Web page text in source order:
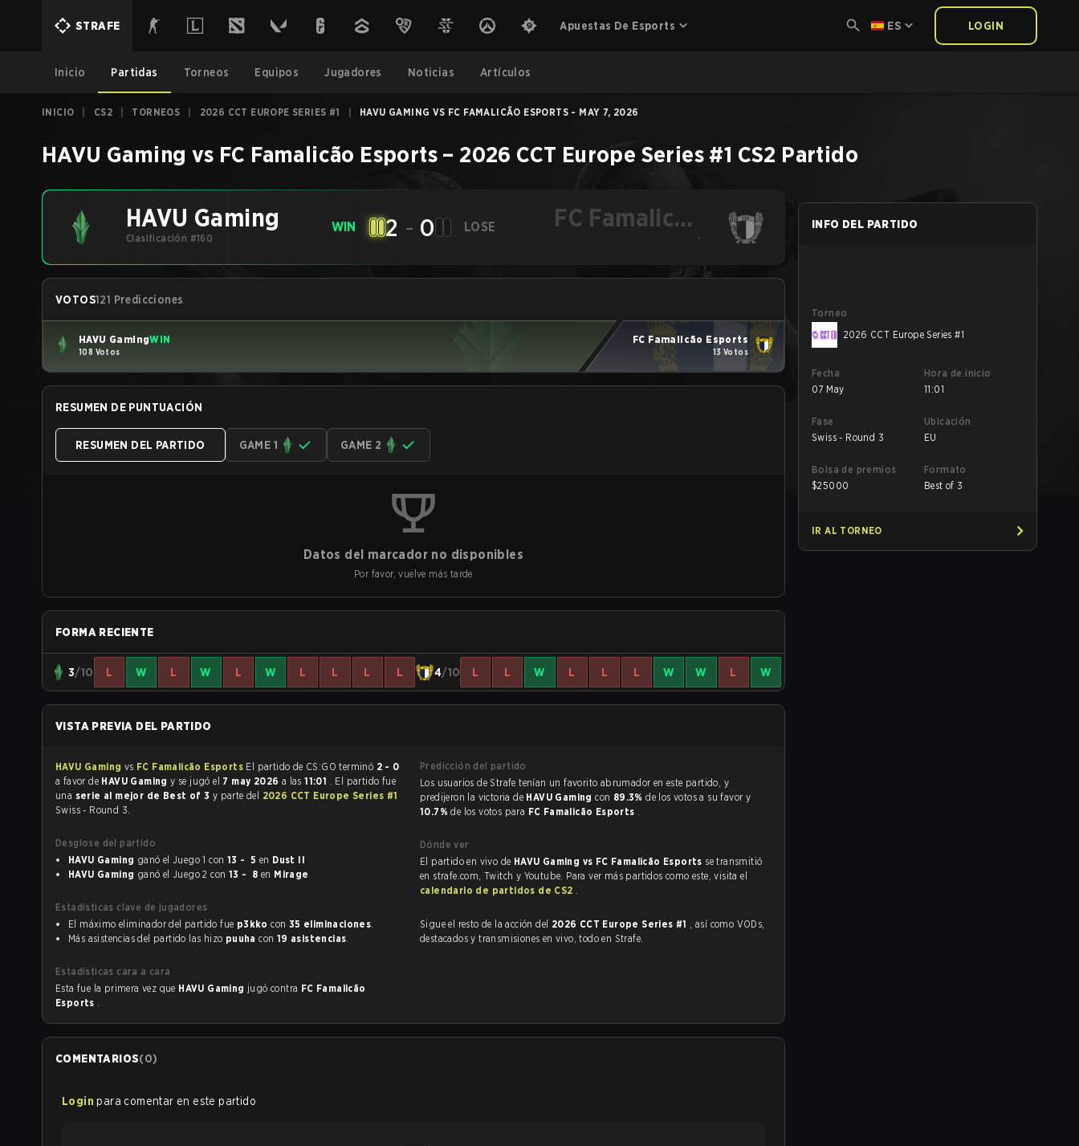
STRAFE Apuestas De Esports ES LOGIN
Inicio Partidas Torneos Equipos Jugadores Noticias Artículos
INICIO CS2 TORNEOS 2026 CCT EUROPE SERIES #1 HAVU GAMING VS FC FAMALICÃO ESPORTS - MAY 7, 2026
HAVU Gaming vs FC Famalicão Esports – 2026 CCT Europe Series #1 CS2 Partido
HAVU Gaming
Clasificación #160
WIN 2 - 0 LOSE
FC Famalicão
Esports-
VOTOS121 Predicciones
HAVU GamingWIN
108 Votos
FC Famalicão Esports
13 Votos
RESUMEN DE PUNTUACIÓN
RESUMEN DEL PARTIDO GAME 1 GAME 2
Datos del marcador no disponibles
Por favor, vuelve más tarde
FORMA RECIENTE
3/10 L W L W L W L L L L 4/10 L L W L L L W W L W
VISTA PREVIA DEL PARTIDO
HAVU Gaming vs FC Famalicão Esports El partido de CS:GO terminó 2 - 0
a favor de HAVU Gamingy se jugó el 7 may 2026 a las11:01 . El partido fue
una serie al mejor de Best of 3 y parte del 2026 CCT Europe Series #1
Swiss - Round 3.
Desglose del partido
HAVU Gaming
ganó el Juego 1 con 13 - 5 en Dust II
HAVU Gaming
ganó el Juego 2 con 13 - 8 en Mirage
Estadísticas clave de jugadores
El máximo eliminador del partido fue p3kko con 35 eliminaciones.
Más asistencias del partido las hizo puuha con 19 asistencias.
Estadísticas cara a cara
Esta fue la primera vez que HAVU Gaming jugó contra FC Famalicão
Esports .
Predicción del partido
Los usuarios de Strafe tenían un favorito abrumador en este partido, y
predijeron la victoria de HAVU Gamingcon 89.3%de los votos a su favor y
10.7%de los votos para FC Famalicão Esports .
Dónde ver
El partido en vivo de HAVU Gaming vs FC Famalicão Esports se transmitió
en strafe.com, Twitch y Youtube. Para ver más partidos como este, visita el
calendario de partidos de CS2 .
Sigue el resto de la acción del 2026 CCT Europe Series #1 , así como VODs,
destacados y transmisiones en vivo, todo en Strafe.
COMENTARIOS(0)
Login para comentar en este partido
INFO DEL PARTIDO
Torneo
2026 CCT Europe Series #1
Fecha
07 May
Hora de inicio
11:01
Fase
Swiss - Round 3
Ubicación
EU
Bolsa de premios
$25000
Formato
Best of 3
IR AL TORNEO